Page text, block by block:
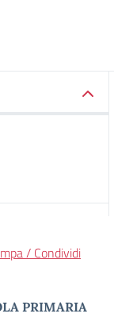
/ Condividi
PRIMARIA